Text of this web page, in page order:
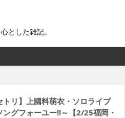
とした雑記。
トリ】上國料萌衣・ソロライブ
ングフォーユー!!～【2/25福岡・